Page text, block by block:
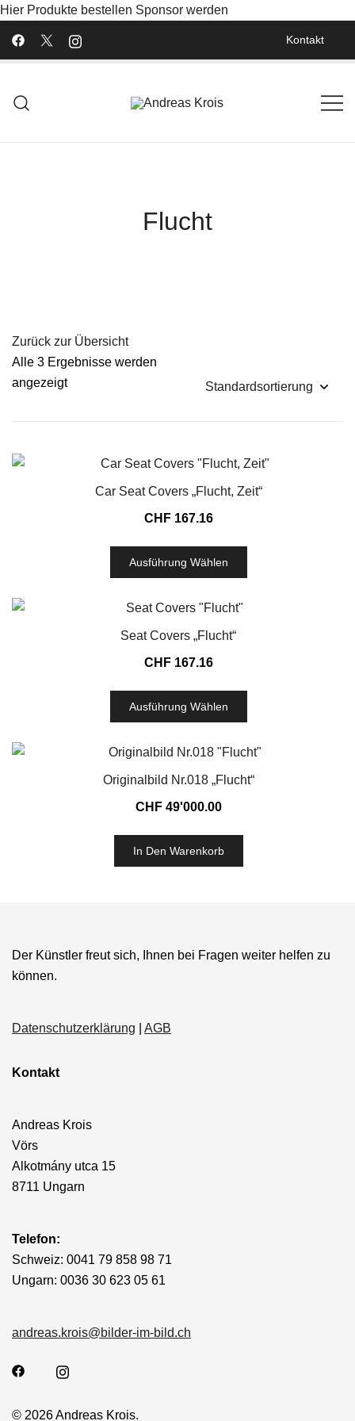
Hier Produkte bestellen Sponsor werden
Kontakt
Flucht
Zurück zur Übersicht
Alle 3 Ergebnisse werden
angezeigt
Car Seat Covers „Flucht, Zeit“
CHF167.16
Ausführung Wählen
Seat Covers „Flucht“
CHF167.16
Ausführung Wählen
Originalbild Nr.018 „Flucht“
CHF49'000.00
In Den Warenkorb
Der Künstler freut sich, Ihnen bei Fragen weiter helfen zu
können.
Datenschutzerklärung AGB
Kontakt
Andreas Krois
Vörs
Alkotmány utca 15
8711 Ungarn
Telefon:
Schweiz: 0041 79 858 98 71
Ungarn: 0036 30 623 05 61
andreas.krois@bilder-im-bild.ch
© 2026 Andreas Krois.